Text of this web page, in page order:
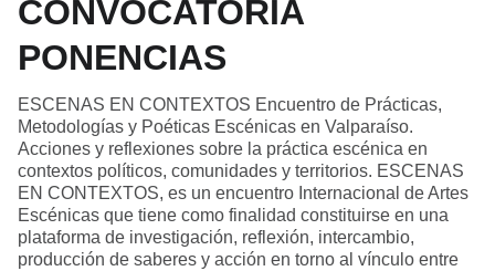
CONVOCATORIA
PONENCIAS
ESCENAS EN CONTEXTOS Encuentro de Prácticas,
Metodologías y Poéticas Escénicas en Valparaíso.
Acciones y reflexiones sobre la práctica escénica en
contextos políticos, comunidades y territorios. ESCENAS
EN CONTEXTOS, es un encuentro Internacional de Artes
Escénicas que tiene como finalidad constituirse en una
plataforma de investigación, reflexión, intercambio,
producción de saberes y acción en torno al vínculo entre